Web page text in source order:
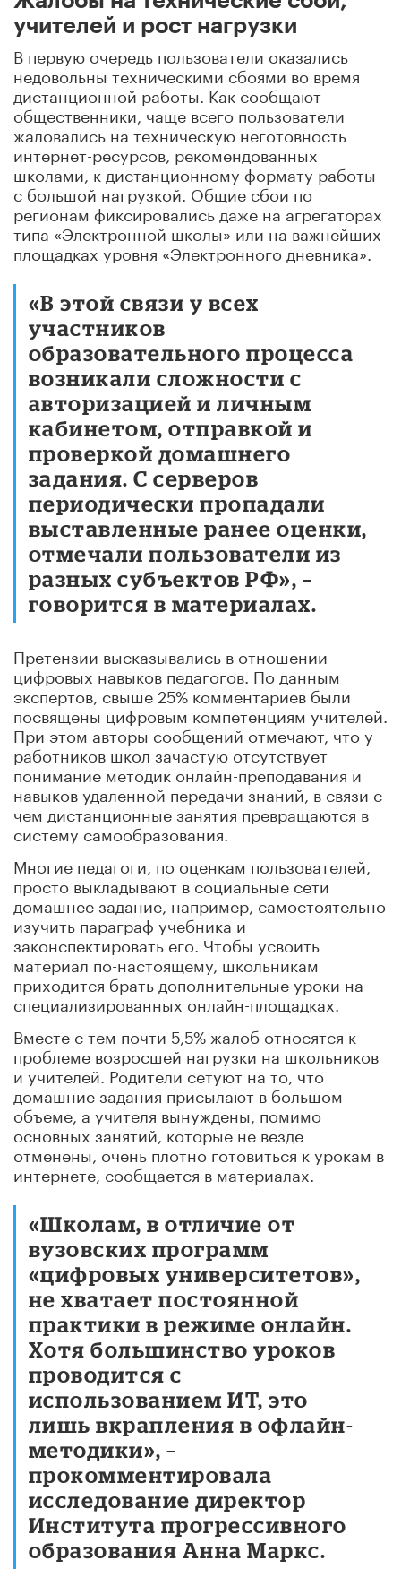
учителей и рост нагрузки
В первую очередь пользователи оказались
недовольны техническими сбоями во время
дистанционной работы. Как сообщают
общественники, чаще всего пользователи
жаловались на техническую неготовность
интернет-ресурсов, рекомендованных
школами, к дистанционному формату работы
с большой нагрузкой. Общие сбои по
регионам фиксировались даже на агрегаторах
типа «Электронной школы» или на важнейших
площадках уровня «Электронного дневника».
«В этой связи у всех
участников
образовательного процесса
возникали сложности с
авторизацией и личным
кабинетом, отправкой и
проверкой домашнего
задания. С серверов
периодически пропадали
выставленные ранее оценки,
отмечали пользователи из
разных субъектов РФ», –
говорится в материалах.
Претензии высказывались в отношении
цифровых навыков педагогов. По данным
экспертов, свыше 25% комментариев были
посвящены цифровым компетенциям учителей.
При этом авторы сообщений отмечают, что у
работников школ зачастую отсутствует
понимание методик онлайн-преподавания и
навыков удаленной передачи знаний, в связи с
чем дистанционные занятия превращаются в
систему самообразования.
Многие педагоги, по оценкам пользователей,
просто выкладывают в социальные сети
домашнее задание, например, самостоятельно
изучить параграф учебника и
законспектировать его. Чтобы усвоить
материал по-настоящему, школьникам
приходится брать дополнительные уроки на
специализированных онлайн-площадках.
Вместе с тем почти 5,5% жалоб относятся к
проблеме возросшей нагрузки на школьников
и учителей. Родители сетуют на то, что
домашние задания присылают в большом
объеме, а учителя вынуждены, помимо
основных занятий, которые не везде
отменены, очень плотно готовиться к урокам в
интернете, сообщается в материалах.
«Школам, в отличие от
вузовских программ
«цифровых университетов»,
не хватает постоянной
практики в режиме онлайн.
Хотя большинство уроков
проводится с
использованием ИТ, это
лишь вкрапления в офлайн-
методики», –
прокомментировала
исследование директор
Института прогрессивного
образования Анна Маркс.